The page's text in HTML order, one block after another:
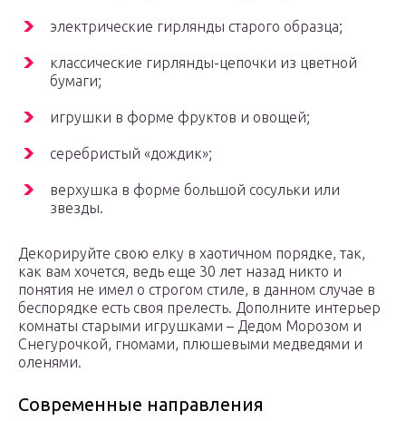
электрические гирлянды старого образца;
классические гирлянды-цепочки из цветной
бумаги;
игрушки в форме фруктов и овощей;
серебристый «дождик»;
верхушка в форме большой сосульки или
звезды.
Декорируйте свою елку в хаотичном порядке, так,
как вам хочется, ведь еще 30 лет назад никто и
понятия не имел о строгом стиле, в данном случае в
беспорядке есть своя прелесть. Дополните интерьер
комнаты старыми игрушками – Дедом Морозом и
Снегурочкой, гномами, плюшевыми медведями и
оленями.
Современные направления